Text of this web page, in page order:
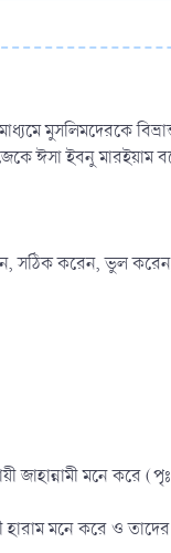
মুসলিমদেরকে
ঈসা ইবনু মারইয়াম
করেন, ভুল করেন,
জাহান্নামী মনে করে
মনে করে ও